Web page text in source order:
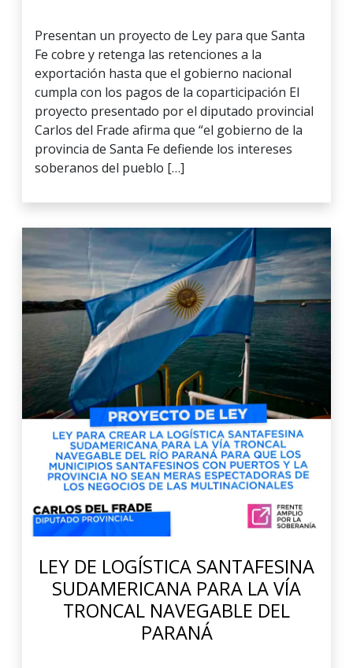
Presentan un proyecto de Ley para que Santa
Fe cobre y retenga las retenciones a la
exportación hasta que el gobierno nacional
cumpla con los pagos de la coparticipación El
proyecto presentado por el diputado provincial
Carlos del Frade afirma que “el gobierno de la
provincia de Santa Fe defiende los intereses
soberanos del pueblo […]
LEY DE LOGÍSTICA SANTAFESINA
SUDAMERICANA PARA LA VÍA
TRONCAL NAVEGABLE DEL
PARANÁ